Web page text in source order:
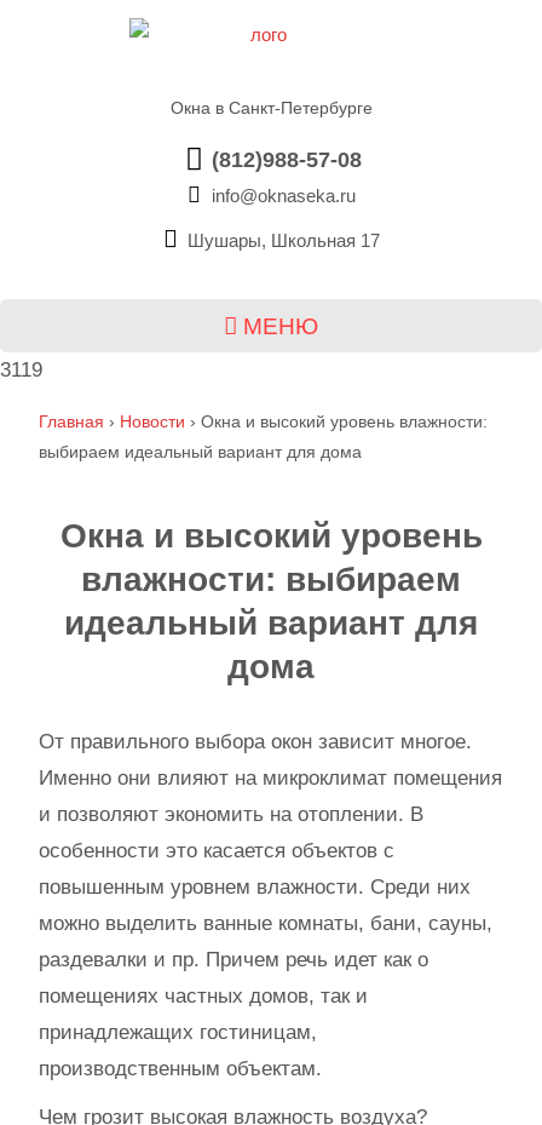
Окна в Санкт-Петербурге
(812)988-57-08
info@oknaseka.ru
Шушары, Школьная 17
МЕНЮ
3119
Главная › Новости › Окна и высокий уровень влажности:
выбираем идеальный вариант для дома
Окна и высокий уровень
влажности: выбираем
идеальный вариант для
дома
От правильного выбора окон зависит многое.
Именно они влияют на микроклимат помещения
и позволяют экономить на отоплении. В
особенности это касается объектов с
повышенным уровнем влажности. Среди них
можно выделить ванные комнаты, бани, сауны,
раздевалки и пр. Причем речь идет как о
помещениях частных домов, так и
принадлежащих гостиницам,
производственным объектам.
Чем грозит высокая влажность воздуха?